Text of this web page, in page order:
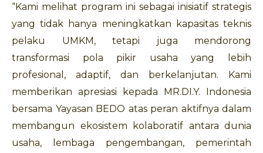
“Kami melihat program ini sebagai inisiatif strategis
yang tidak hanya meningkatkan kapasitas teknis
pelaku UMKM, tetapi juga mendorong
transformasi pola pikir usaha yang lebih
profesional, adaptif, dan berkelanjutan. Kami
memberikan apresiasi kepada MR.DI.Y. Indonesia
bersama Yayasan BEDO atas peran aktifnya dalam
membangun ekosistem kolaboratif antara dunia
usaha, lembaga pengembangan, pemerintah